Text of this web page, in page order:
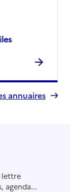
annuaires
lettre
agenda...